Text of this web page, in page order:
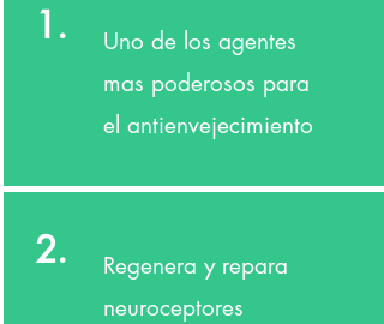
1.
Uno de los agentes
mas poderosos para
el antienvejecimiento
2.
Regenera y repara
neuroceptores